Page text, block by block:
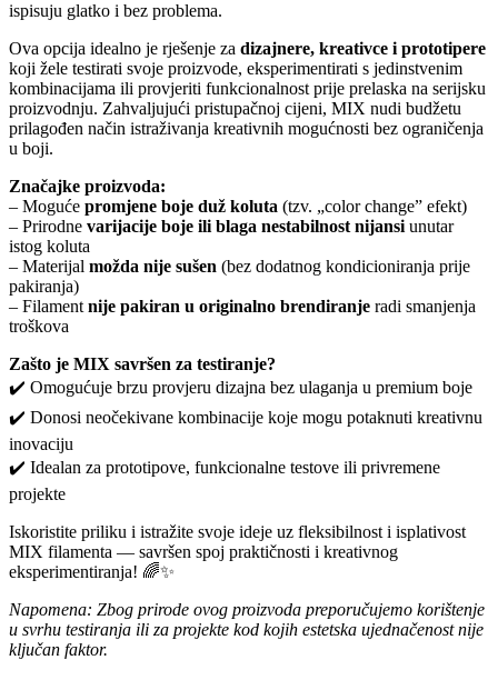
ispisuju glatko i bez problema.
Ova opcija idealno je rješenje za dizajnere, kreativce i prototipere
koji žele testirati svoje proizvode, eksperimentirati s jedinstvenim
kombinacijama ili provjeriti funkcionalnost prije prelaska na serijsku
proizvodnju. Zahvaljujući pristupačnoj cijeni, MIX nudi budžetu
prilagođen način istraživanja kreativnih mogućnosti bez ograničenja
u boji.
Značajke proizvoda:
– Moguće promjene boje duž koluta (tzv. „color change” efekt)
– Prirodne varijacije boje ili blaga nestabilnost nijansi unutar
istog koluta
– Materijal možda nije sušen (bez dodatnog kondicioniranja prije
pakiranja)
– Filament nije pakiran u originalno brendiranje radi smanjenja
troškova
Zašto je MIX savršen za testiranje?
✔️ Omogućuje brzu provjeru dizajna bez ulaganja u premium boje
✔️ Donosi neočekivane kombinacije koje mogu potaknuti kreativnu
inovaciju
✔️ Idealan za prototipove, funkcionalne testove ili privremene
projekte
Iskoristite priliku i istražite svoje ideje uz fleksibilnost i isplativost
MIX filamenta — savršen spoj praktičnosti i kreativnog
eksperimentiranja! 🌈✨
Napomena: Zbog prirode ovog proizvoda preporučujemo korištenje
u svrhu testiranja ili za projekte kod kojih estetska ujednačenost nije
ključan faktor.